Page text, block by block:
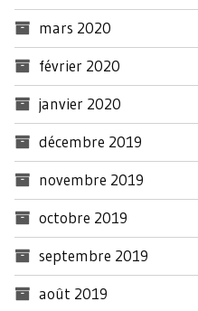
mars 2020
février 2020
janvier 2020
décembre 2019
novembre 2019
octobre 2019
septembre 2019
août 2019